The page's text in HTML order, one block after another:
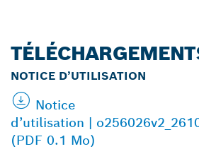
NOTICE D’UTILISATION
Notice
d’utilisation |
(PDF 0.1 Mo)